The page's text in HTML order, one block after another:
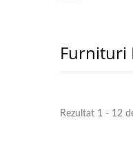
Furnituri
Rezultat 1 - 12
Masca